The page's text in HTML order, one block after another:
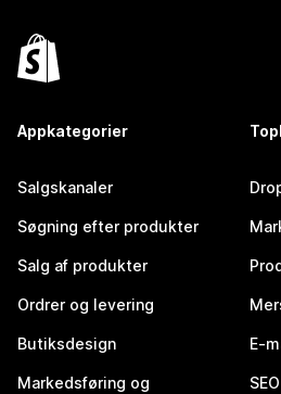
Appkategorier
Salgskanaler
Søgning efter produkter
Salg af produkter
Ordrer og levering
Butiksdesign
Markedsføring og
E-
SEO